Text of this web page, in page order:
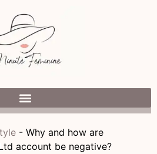
- Why and how are
account be negative?